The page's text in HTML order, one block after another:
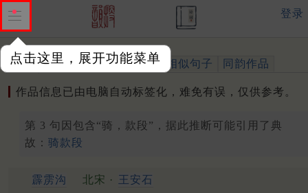
点击这里，展开功能菜单
登录
作品 标注四声 出处、引用 相似句子 同韵作品
作品信息已由电脑自动标签化，难免有误，仅供参考。
第 3 句因包含“骑，款段”，据此推断可能引用了典
故： 骑款段
霹雳沟 北宋 · 王安石